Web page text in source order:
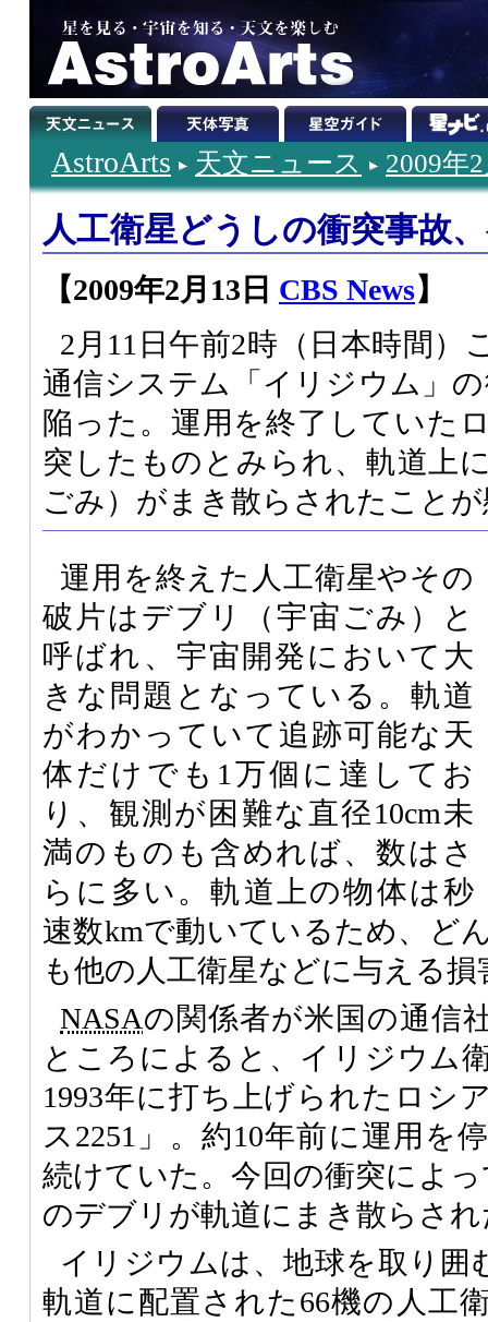
AstroArts 天文ニュース 2009年
人工衛星どうしの衝突事故
【2009年2月13日 CBS News】
2月11日午前2時（日本時間）
通信システム「イリジウム」
陥った。運用を終了していた
突したものとみられ、軌道上
ごみ）がまき散らされたこと
運用を終えた人工衛星やその
破片はデブリ（宇宙ごみ）と
呼ばれ、宇宙開発において大
きな問題となっている。軌道
がわかっていて追跡可能な天
体だけでも1万個に達してお
り、観測が困難な直径10cm未
満のものも含めれば、数はさ
らに多い。軌道上の物体は秒
速数kmで動いているため、ど
も他の人工衛星などに与える
NASAの関係者が米国の通信
ところによると、イリジウム
1993年に打ち上げられたロシ
ス2251」。約10年前に運用を
続けていた。今回の衝突によ
のデブリが軌道にまき散らさ
イリジウムは、地球を取り囲
軌道に配置された66機の人工